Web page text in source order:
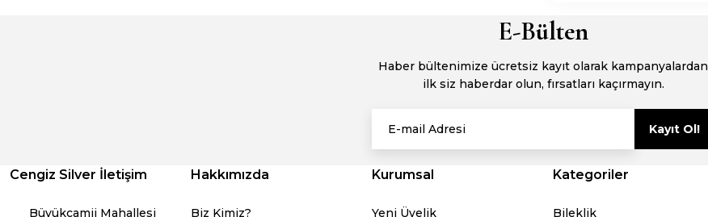
E-Bülten
Haber bültenimize ücretsiz kayıt olarak kampanyalardan
ilk siz haberdar olun, fırsatları kaçırmayın.
Kayıt Ol!
Cengiz Silver İletişim
Büyükcamii Mahallesi
Hakkımızda
Biz Kimiz?
Kurumsal
Yeni Üyelik
Kategoriler
Bileklik